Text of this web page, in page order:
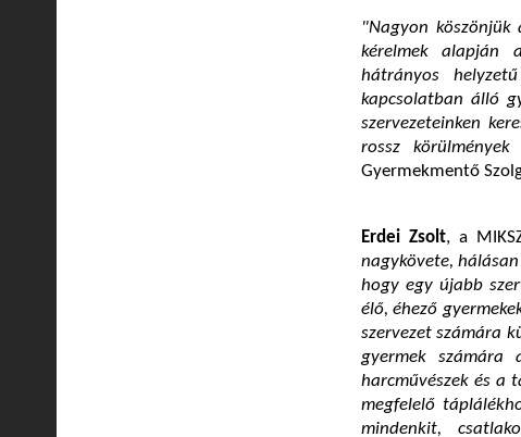
"Nagyon
kérelmek alapján
hátrányos
kapcsolatban álló
szervezeteinken
rossz
Gyermekmentő
Erdei Zsolt, a
nagykövete,
hogy egy újabb
élő, éhező
szervezet számára
gyermek számára
harcművészek és a
megfelelő
mindenkit,